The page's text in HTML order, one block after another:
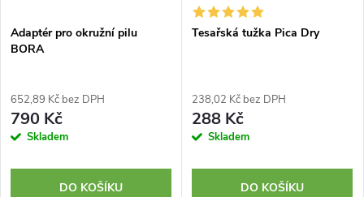
Adaptér pro okružní pilu
BORA
652,89 Kč bez DPH
790 Kč
Skladem
DO KOŠÍKU
Tesařská tužka Pica Dry
238,02 Kč bez DPH
288 Kč
Skladem
DO KOŠÍKU